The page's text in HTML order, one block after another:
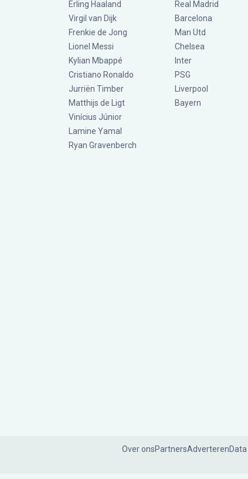
Erling Haaland
Virgil van Dijk
Frenkie de Jong
Lionel Messi
Kylian Mbappé
Cristiano Ronaldo
Jurriën Timber
Matthijs de Ligt
Vinícius Júnior
Lamine Yamal
Ryan Gravenberch
Real Madrid
Barcelona
Man Utd
Chelsea
Inter
PSG
Liverpool
Bayern
Over onsPartnersAdverteren